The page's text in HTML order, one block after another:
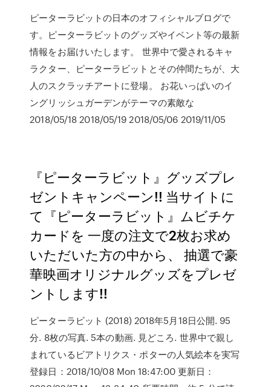
ピーターラビットの日本のオフィシャルブログで
す。ピーターラビットのグッズやイベント等の最新
情報をお届けいたします。 世界中で愛されるキャ
ラクター、ピーターラビットとその仲間たちが、大
人のスクラッチアートに登場。 お花いっぱいのイ
ングリッシュガーデンがテーマの素敵な
2018/05/18 2018/05/19 2018/05/06 2019/11/05
『ピーターラビット』グッズプレ
ゼントキャンペーン!! 当サイトに
て『ピーターラビット』ムビチケ
カードを 一度の注文で2枚お求め
いただいた方の中から、 抽選で豪
華映画オリジナルグッズをプレゼ
ントします!!
ピーターラビット (2018) 2018年5月18日公開. 95
分. 8枚の写真. 5本の動画. 見どころ. 世界中で親し
まれているビアトリクス・ポターの人気絵本を実写
登録日：2018/10/08 Mon 18:47:00 更新日：